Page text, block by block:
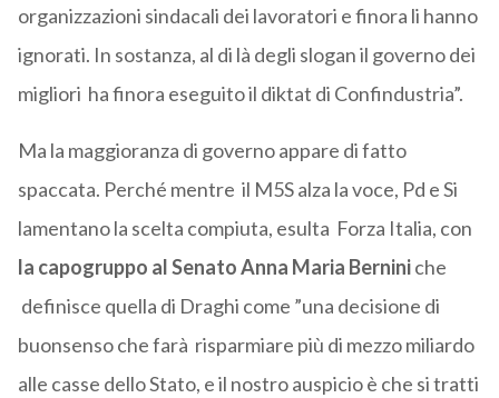
organizzazioni sindacali dei lavoratori e finora li hanno
ignorati. In sostanza, al di là degli slogan il governo dei
migliori ha finora eseguito il diktat di Confindustria”.
Ma la maggioranza di governo appare di fatto
spaccata. Perché mentre il M5S alza la voce, Pd e Si
lamentano la scelta compiuta, esulta Forza Italia, con
la capogruppo al Senato Anna Maria Berniniche
definisce quella di Draghi come ”una decisione di
buonsenso che farà risparmiare più di mezzo miliardo
alle casse dello Stato, e il nostro auspicio è che si tratti